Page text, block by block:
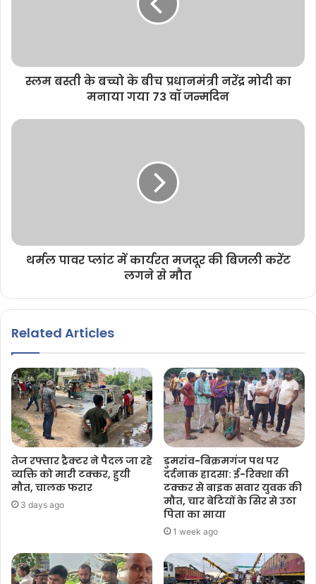
स्लम बस्ती के बच्चो के बीच प्रधानमंत्री नरेंद्र मोदी का
मनाया गया 73 वॉ जन्मदिन
थर्मल पावर प्लांट में कार्यरत मजदूर की बिजली करेंट
लगने से मौत
Related Articles
तेज रफ्तार ट्रैक्टर ने पैदल जा रहे
व्यक्ति को मारी टक्कर, हुयी
मौत, चालक फरार
3 days ago
डुमरांव-बिक्रमगंज पथ पर
दर्दनाक हादसा: ई-रिक्शा की
टक्कर से बाइक सवार युवक की
मौत, चार बेटियों के सिर से उठा
पिता का साया
1 week ago